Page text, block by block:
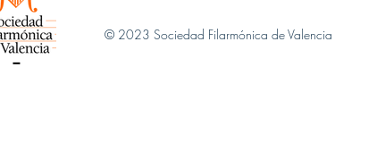
© 2023 Sociedad Filarmónica de Valencia